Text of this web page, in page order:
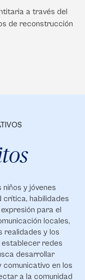
a través del
de reconstrucción
y jóvenes
crítica, habilidades
para el
locales,
realidades y los
establecer redes
desarrollar
en los
a la comunidad